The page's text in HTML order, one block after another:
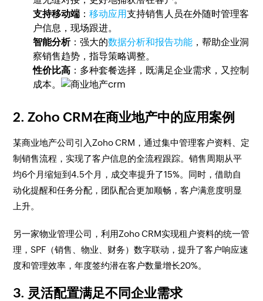
支持移动端 ：移动应用支持销售人员在外随时管理客
户信息，现场跟进。
智能分析：强大的数据分析和报告功能 ，帮助企业洞
察销售趋势，指导策略调整。
性价比高 ：多种套餐选择，既满足企业需求，又控制
成本。
2. Zoho CRM在商业地产中的应用案例
某商业地产公司引入Zoho CRM，通过集中管理客户资料、定
制销售流程，实现了客户信息的全流程跟踪。销售周期从平
均6个月缩短到4.5个月，成交率提升了15%。同时，借助自
动化提醒和任务分配，团队配合更加顺畅，客户满意度明显
上升。
另一家物业管理公司，利用Zoho CRM实现租户资料的统一管
理，SPF（销售、物业、财务）数字联动，提升了客户响应速
度和管理效率，年度签约潜在客户数量增长20%。
3. 灵活配置满足不同企业需求